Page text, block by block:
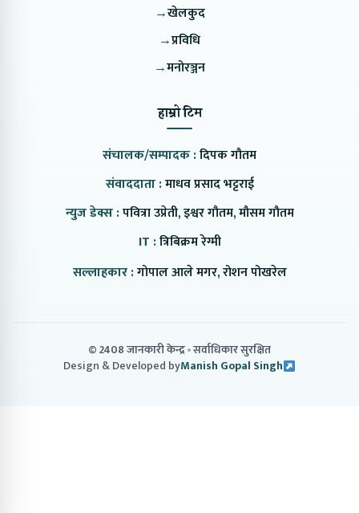
→खेलकुद
→प्रविधि
→मनोरञ्जन
हाम्रो टिम
संचालक/सम्पादक :दिपक गौतम
संवाददाता :माधव प्रसाद भट्टराई
न्युज डेक्स :पवित्रा उप्रेती, इश्वर गौतम, मौसम गौतम
IT :त्रिबिक्रम रेग्मी
सल्लाहकार :गोपाल आले मगर, रोशन पोखरेल
© 2408 जानकारी केन्द्र सर्वाधिकार सुरक्षित
Design & Developed byManish Gopal Singh